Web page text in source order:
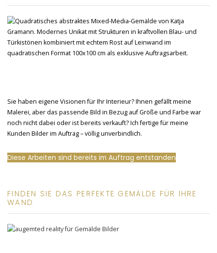
Sie haben eigene Visionen für Ihr Interieur? Ihnen gefällt meine
Malerei, aber das passende Bild in Bezug auf Größe und Farbe war
noch nicht dabei oder ist bereits verkauft? Ich fertige für meine
Kunden Bilder im Auftrag – völlig unverbindlich.
Diese Arbeiten sind bereits im Auftrag entstanden
FINDEN SIE DAS PERFEKTE GEMÄLDE FÜR IHRE
WAND